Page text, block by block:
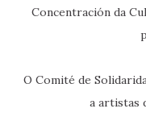
Concentración da Cultura Galega contra o xenocidio do
O Comité de
a artistas